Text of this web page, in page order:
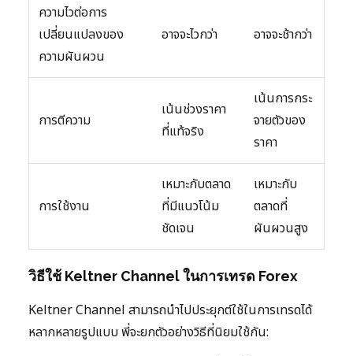
ความไวต่อการ
เปลี่ยนแปลงของ
ความผันผวน
อาจจะไวกว่า อาจจะช้ากว่า
การตีความ
เน้นช่วงราคา
ที่แท้จริง
เน้นการกระ
จายตัวของ
ราคา
การใช้งาน
เหมาะกับตลาด
ที่มีแนวโน้ม
ชัดเจน
เหมาะกับ
ตลาดที่
ผันผวนสูง
วิธีใช้ Keltner Channel ในการเทรด Forex
Keltner Channel สามารถนำไปประยุกต์ใช้ในการเทรดได้
หลากหลายรูปแบบ พี่จะยกตัวอย่างวิธีที่นิยมใช้กัน: